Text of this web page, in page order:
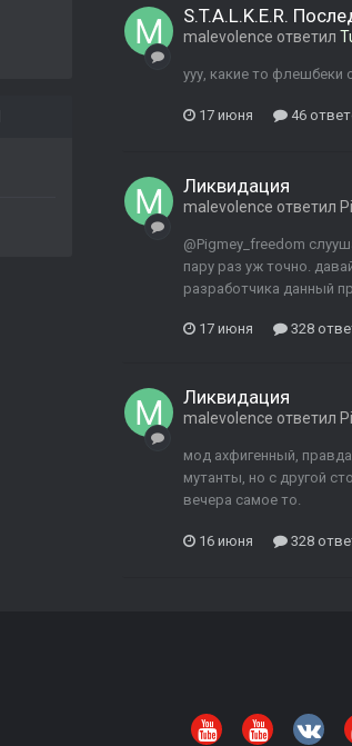
S.T.A.L.K.E.R.
malevolence ответил
ууу, какие то флешбеки
17 июня 46
Ликвидация
malevolence ответил
@Pigmey_freedom
пару раз уж точно.
разработчика данный
17 июня 328
Ликвидация
malevolence ответил
мод ахфигенный,
мутанты, но с другой
вечера самое то.
16 июня 328